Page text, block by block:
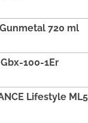
720 ml
100-1Er
Lifestyle